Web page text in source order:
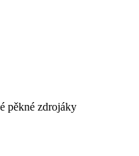
pěkné zdrojáky